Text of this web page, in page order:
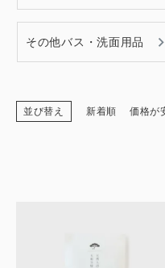
生活雑貨
その他バス・洗面用品
並び替え 新着順 価格が